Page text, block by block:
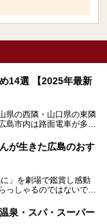
14選 【2025年最新
県の西隣・山口県の東隣
島市内は路面電車が多数
文化遺産があり、年間を
業都市として栄えた呉市
訪れたい町や観光スポッ
み焼きなどのグルメも
が生きた広島のおす
」を劇場で鑑賞し感動
っしゃるのではないでし
ずさんの笑顔が、今もど
思い浮かべます。
泉・スパ・スーパー